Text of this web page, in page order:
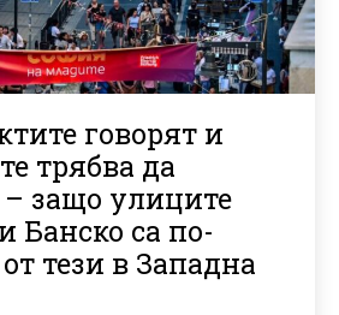
говорят и
трябва да
защо улиците
Банско са по-
тези в Западна